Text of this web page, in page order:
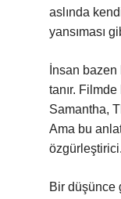
aslında
yansıması
İnsan
tanır.
Samantha,
Ama bu
özgürleştirici.
Bir düşünce